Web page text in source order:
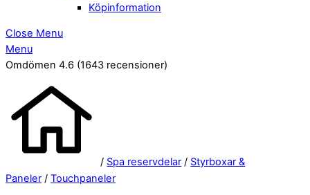
Köpinformation
Close Menu
Menu
Omdömen 4.6 (1643 recensioner)
/ Spa reservdelar / Styrboxar &
Paneler / Touchpaneler